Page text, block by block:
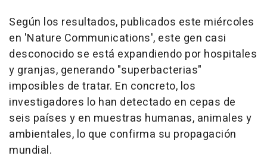
Según los resultados, publicados este miércoles
en 'Nature Communications', este gen casi
desconocido se está expandiendo por hospitales
y granjas, generando "superbacterias"
imposibles de tratar. En concreto, los
investigadores lo han detectado en cepas de
seis países y en muestras humanas, animales y
ambientales, lo que confirma su propagación
mundial.